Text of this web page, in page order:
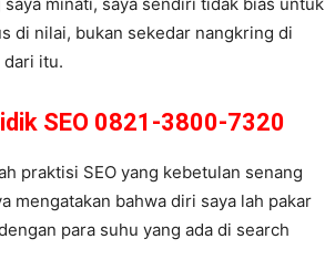
di nilai, bukan sekedar nangkring di
dari itu.
SEO 0821-3800-7320
praktisi SEO yang kebetulan senang
mengatakan bahwa diri saya lah pakar
para suhu yang ada di search